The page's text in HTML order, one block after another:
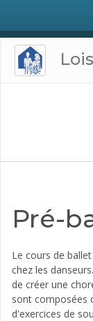
Pré-
Le cours de
chez les
de créer une
sont composées
d'exercices de